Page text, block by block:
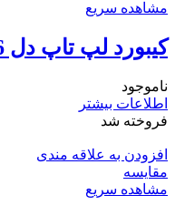
مشاهده سریع
کیبورد لپ تاپ دل Inspiron 1526
ناموجود
اطلاعات بیشتر
فروخته شد
افزودن به علاقه مندی
مقایسه
مشاهده سریع